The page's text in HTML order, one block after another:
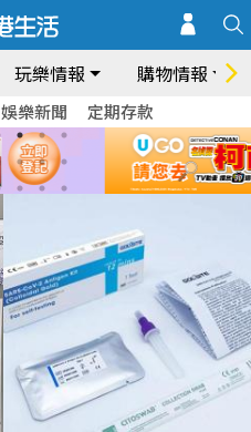
玩樂情報 購物情報
娛樂新聞 定期存款